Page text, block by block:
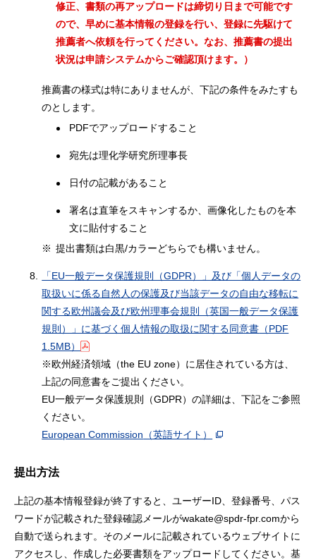
修正、書類の再アップロードは締切り日まで可能です
ので、早めに基本情報の登録を行い、登録に先駆けて
推薦者へ依頼を行ってください。なお、推薦書の提出
状況は申請システムからご確認頂けます。）
推薦書の様式は特にありませんが、下記の条件をみたすも
のとします。
PDFでアップロードすること
宛先は理化学研究所理事長
日付の記載があること
署名は直筆をスキャンするか、画像化したものを本
文に貼付すること
※ 提出書類は白黒/カラーどちらでも構いません。
8.
「EU一般データ保護規則（GDPR）」及び「個人データの
取扱いに係る自然人の保護及び当該データの自由な移転に
関する欧州議会及び欧州理事会規則（英国一般データ保護
規則）」に基づく個人情報の取扱に関する同意書 （PDF
1.5MB）
※欧州経済領域（the EU zone）に居住されている方は、
上記の同意書をご提出ください。
EU一般データ保護規則（GDPR）の詳細は、下記をご参照
ください。
European Commission （英語サイト）
提出方法
上記の基本情報登録が終了すると、ユーザーID、登録番号、パス
ワードが記載された登録確認メールがwakate@spdr-fpr.comから
自動で送られます。そのメールに記載されているウェブサイトに
アクセスし、作成した必要書類をアップロードしてください。基